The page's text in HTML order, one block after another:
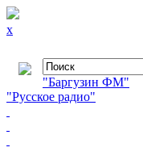
x
"Баргузин ФМ"
"Русское радио"